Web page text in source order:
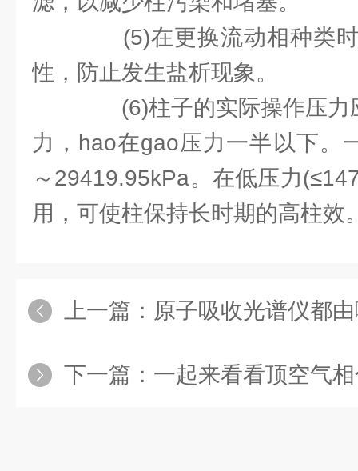
(5)在更换流动相种类时
性，防止发生盐析现象。
(6)柱子的实际操作压力
力，hao在gao压力一半以下。
～29419.95kPa。在低压力
用，可使柱保持长时期的高柱效
上一篇： 原子吸收光谱仪都
下一篇： 一起来看看顶空气